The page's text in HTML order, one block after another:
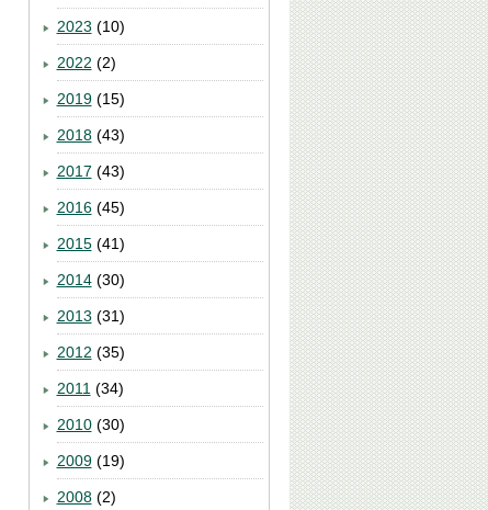
2023 (10)
2022 (2)
2019(15)
2018(43)
2017 (43)
2016(45)
2015(41)
2014(30)
2013 (31)
2012 (35)
2011 (34)
2010(30)
2009(19)
2008(2)